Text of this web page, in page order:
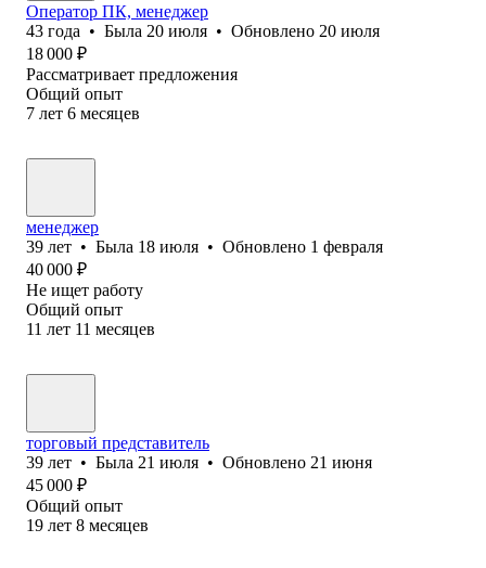
Оператор ПК, менеджер
43 года • Была 20 июля • Обновлено 20 июля
18 000 ₽
Рассматривает предложения
Общий опыт
7 лет 6 месяцев
менеджер
39 лет • Была 18 июля • Обновлено 1 февраля
40 000 ₽
Не ищет работу
Общий опыт
11 лет 11 месяцев
торговый представитель
39 лет • Была 21 июля • Обновлено 21 июня
45 000 ₽
Общий опыт
19 лет 8 месяцев